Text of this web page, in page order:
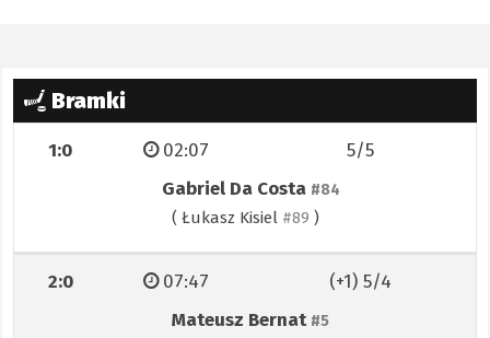
Bramki
1:0
Gabriel Da Costa #84
( Łukasz Kisiel #89 )
5/5
02:07
2:0
Mateusz Bernat #5
(+1) 5/4
07:47